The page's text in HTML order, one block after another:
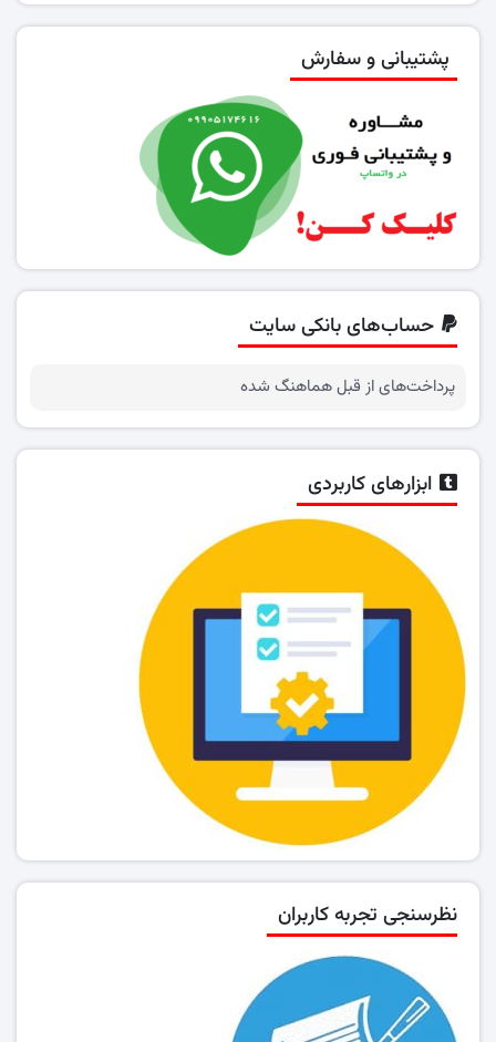
پشتیبانی و سفارش
حساب‌های بانکی سایت
پرداخت‌های از قبل هماهنگ شده
ابزارهای کاربردی
نظرسنجی تجربه کاربران